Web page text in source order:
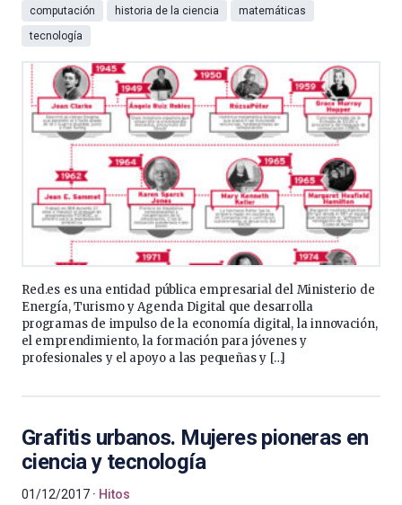
computación historia de la ciencia
matemáticas
tecnología
Red.es es una entidad pública empresarial del Ministerio de
Energía, Turismo y Agenda Digital que desarrolla
programas de impulso de la economía digital, la innovación,
el emprendimiento, la formación para jóvenes y
profesionales y el apoyo a las pequeñas y […]
Grafitis urbanos. Mujeres pioneras en
ciencia y tecnología
01/12/2017 Hitos